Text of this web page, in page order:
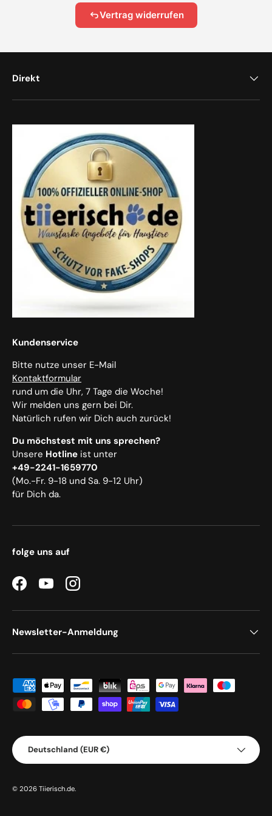
Vertrag widerrufen
Direkt
Kundenservice
Bitte nutze unser E-Mail
Kontaktformular
rund um die Uhr, 7 Tage die Woche!
Wir melden uns gern bei Dir.
Natürlich rufen wir Dich auch zurück!
Du möchstest mit uns sprechen?
Unsere Hotline ist unter
+49-2241-1659770
(Mo.-Fr. 9-18 und Sa. 9-12 Uhr)
für Dich da.
folge uns auf
FacebookYouTubeInstagram
Newsletter-Anmeldung
Zahlungsmethoden
Land/Region
Deutschland (EUR €)
© 2026 Tiierisch.de